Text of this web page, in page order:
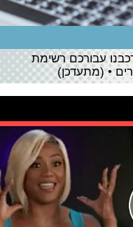
עבורכם רשימת
• (מתעדכן)